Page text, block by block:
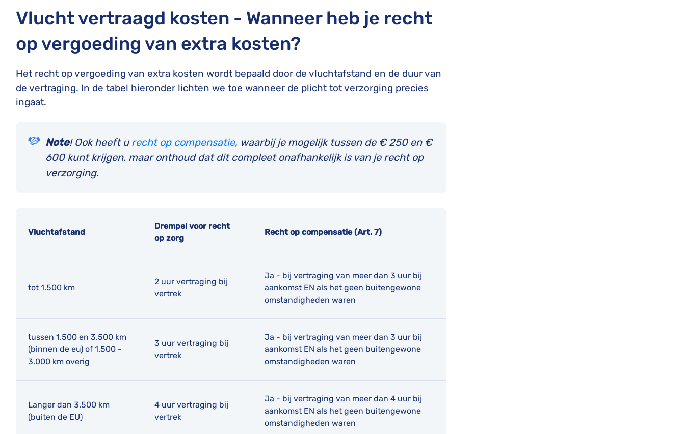
Vlucht vertraagd kosten - Wanneer heb je recht
op vergoeding van extra kosten?
Het recht op vergoeding van extra kosten wordt bepaald door de vluchtafstand en de duur van
de vertraging. In de tabel hieronder lichten we toe wanneer de plicht tot verzorging precies
ingaat.
Note! Ook heeft u recht op compensatie, waarbij je mogelijk tussen de € 250 en €
600 kunt krijgen, maar onthoud dat dit compleet onafhankelijk is van je recht op
verzorging.
Vluchtafstand
Drempel voor recht
op zorg
Recht op compensatie (Art. 7)
tot 1.500 km
2 uur vertraging bij
vertrek
Ja - bij vertraging van meer dan 3 uur bij
aankomst EN als het geen buitengewone
omstandigheden waren
tussen 1.500 en 3.500 km
(binnen de eu) of 1.500 -
3.000 km overig
3 uur vertraging bij
vertrek
Ja - bij vertraging van meer dan 3 uur bij
aankomst EN als het geen buitengewone
omstandigheden waren
Langer dan 3.500 km
(buiten de EU)
4 uur vertraging bij
vertrek
Ja - bij vertraging van meer dan 4 uur bij
aankomst EN als het geen buitengewone
omstandigheden waren